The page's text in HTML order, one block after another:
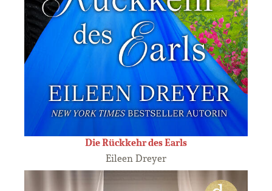
Die Rückkehr des Earls
Eileen Dreyer